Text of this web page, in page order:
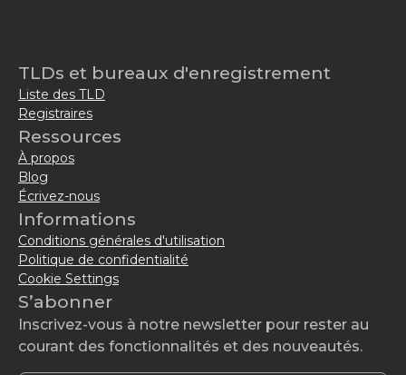
TLDs et bureaux d'enregistrement
Liste des TLD
Registraires
Ressources
À propos
Blog
Écrivez-nous
Informations
Conditions générales d'utilisation
Politique de confidentialité
Cookie Settings
S’abonner
Inscrivez-vous à notre newsletter pour rester au
courant des fonctionnalités et des nouveautés.